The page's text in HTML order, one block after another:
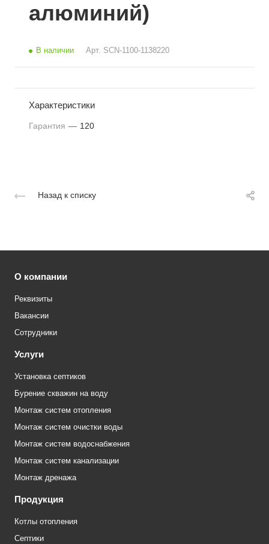
алюминий)
В наличии Арт. SCN-1100-1138220
Характеристики
Гарантия — 120
Назад к списку
О компании
Реквизиты
Вакансии
Сотрудники
Услуги
Установка септиков
Бурение скважин на воду
Монтаж систем отопления
Монтаж систем очистки воды
Монтаж систем водоснабжения
Монтаж систем канализации
Монтаж дренажа
Продукция
Котлы отопления
Септики